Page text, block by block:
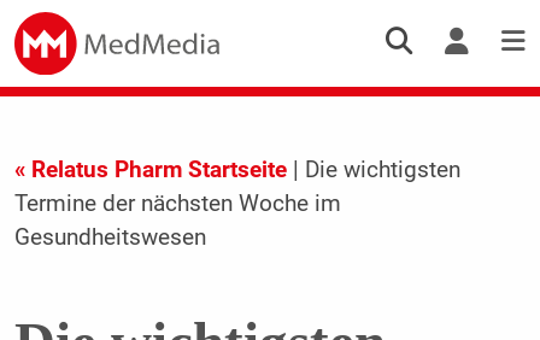
« Relatus Pharm Startseite| Die wichtigsten
Termine der nächsten Woche im
Gesundheitswesen